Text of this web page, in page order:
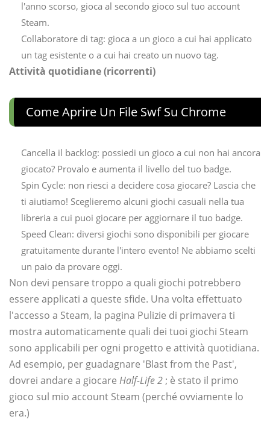
l'anno scorso, gioca al secondo gioco sul tuo account
Steam.
Collaboratore di tag: gioca a un gioco a cui hai applicato
un tag esistente o a cui hai creato un nuovo tag.
Attività quotidiane (ricorrenti)
Come Aprire Un File Swf Su Chrome
Cancella il backlog: possiedi un gioco a cui non hai ancora
giocato? Provalo e aumenta il livello del tuo badge.
Spin Cycle: non riesci a decidere cosa giocare? Lascia che
ti aiutiamo! Sceglieremo alcuni giochi casuali nella tua
libreria a cui puoi giocare per aggiornare il tuo badge.
Speed ​​Clean: diversi giochi sono disponibili per giocare
gratuitamente durante l'intero evento! Ne abbiamo scelti
un paio da provare oggi.
Non devi pensare troppo a quali giochi potrebbero
essere applicati a queste sfide. Una volta effettuato
l'accesso a Steam, la pagina Pulizie di primavera ti
mostra automaticamente quali dei tuoi giochi Steam
sono applicabili per ogni progetto e attività quotidiana.
Ad esempio, per guadagnare 'Blast from the Past',
dovrei andare a giocare Half-Life 2 ; è stato il primo
gioco sul mio account Steam (perché ovviamente lo
era.)